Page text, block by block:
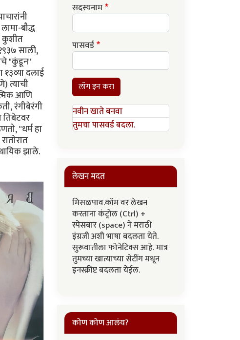
बौद्ध
कुशीत
साली,
"कुंडून"
१३व्या दलाई
त्याची
आणि
रंगीबेरंगी
तिबेटवर
"धर्म हा
झाले.
सदस्यनाम
पासवर्ड
लॉग इन करा
नवीन खाते बनवा
तुमचा पासवर्ड बदला.
लेखन मदत
मिसळपाव.कॉम वर लेखन
करताना कंट्रोल (Ctrl) +
स्पेसबार (space) ने मराठी
इंग्रजी अशी भाषा बदलता येते.
सुरूवातीला फोनेटिक्स आहे. मात्र
तुमच्या खात्याच्या सेटींग मधून
इनस्क्रीप्ट बदलता येईल.
कोण कोण आलंय?